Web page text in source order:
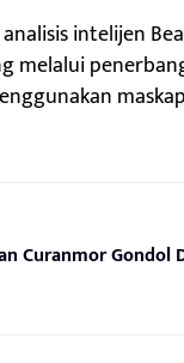
intelijen
melalui
Curanmor Gondol